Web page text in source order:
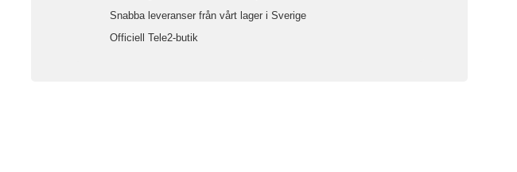
Snabba leveranser från vårt lager i Sverige
Officiell Tele2-butik